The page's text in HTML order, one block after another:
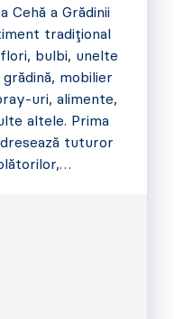
Cehă a Grădinii
tradițional
bulbi, unelte
mobilier
uri, alimente,
altele. Prima
tuturor